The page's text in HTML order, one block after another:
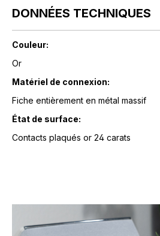
DONNÉES TECHNIQUES
Couleur:
Or
Matériel de connexion:
Fiche entièrement en métal massif
État de surface:
Contacts plaqués or 24 carats